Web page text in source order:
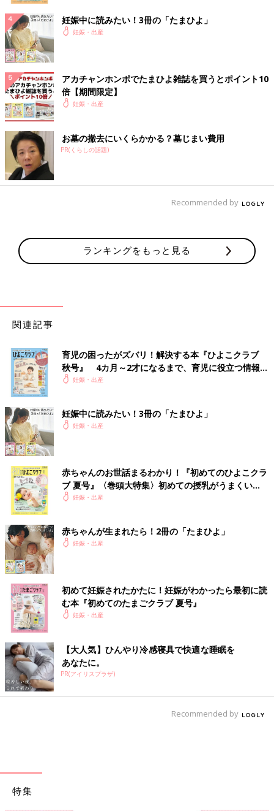
妊娠中に読みたい！3冊の「たまひよ」
妊娠・出産
アカチャンホンポでたまひよ雑誌を買うとポイント10
倍【期間限定】
妊娠・出産
お墓の撤去にいくらかかる？墓じまい費用
PR(くらしの話題)
Recommended by
ランキングをもっと見る
関連記事
育児の困ったがズバリ！解決する本『ひよこクラブ
秋号』 4カ月～2才になるまで、育児に役立つ情報が
いっぱい！
妊娠・出産
妊娠中に読みたい！3冊の「たまひよ」
妊娠・出産
赤ちゃんのお世話まるわかり！『初めてのひよこクラ
ブ 夏号』〈巻頭大特集〉初めての授乳がうまくい
く！ おっぱい・ミルクの基本と夏のトラブル 解決テ
妊娠・出産
赤ちゃんが生まれたら！2冊の「たまひよ」
妊娠・出産
初めて妊娠されたかたに！妊娠がわかったら最初に読
む本『初めてのたまごクラブ 夏号』
妊娠・出産
【大人気】ひんやり冷感寝具で快適な睡眠を
あなたに。
PR(アイリスプラザ)
Recommended by
特集